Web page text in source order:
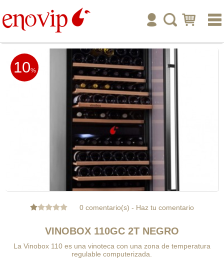
inicio
enoturismo
tienda online
publicar
ayuda
tu cuenta
10%
0 comentario(s) - Haz tu comentario
VINOBOX 110GC 2T NEGRO
La Vinobox 110 es una vinoteca con una zona de temperatura
regulable computerizada.